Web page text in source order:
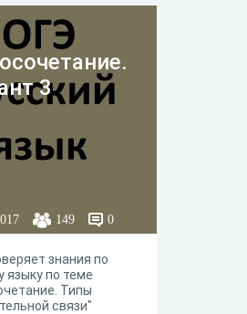
3
149 0
знания по
языку по теме
Типы
связи"